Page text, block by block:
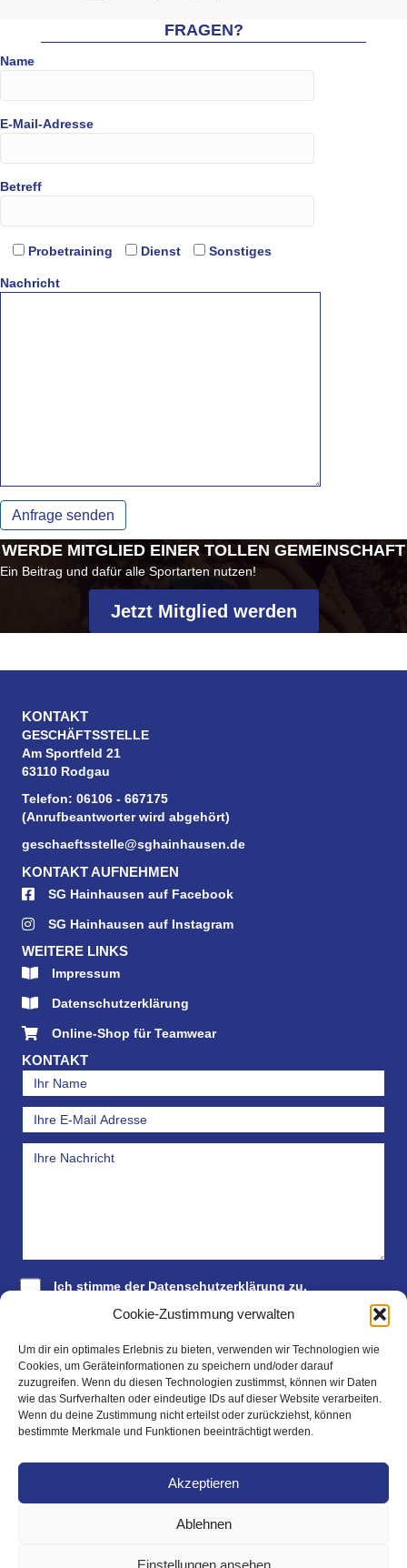
Cookie-Zustimmung verwalten
Um dir ein optimales Erlebnis zu bieten, verwenden wir Technologien wie
Cookies, um Geräteinformationen zu speichern und/oder darauf
zuzugreifen. Wenn du diesen Technologien zustimmst, können wir Daten
wie das Surfverhalten oder eindeutige IDs auf dieser Website verarbeiten.
Wenn du deine Zustimmung nicht erteilst oder zurückziehst, können
bestimmte Merkmale und Funktionen beeinträchtigt werden.
Akzeptieren
Ablehnen
Einstellungen ansehen
FRAGEN?
Name
E-Mail-Adresse
Betreff
Probetraining Dienst Sonstiges
Nachricht
WERDE MITGLIED EINER TOLLEN GEMEINSCHAFT
Ein Beitrag und dafür alle Sportarten nutzen!
Jetzt Mitglied werden
KONTAKT
GESCHÄFTSSTELLE
Am Sportfeld 21
63110 Rodgau
Telefon: 06106 - 667175
(Anrufbeantworter wird abgehört)
geschaeftsstelle@sghainhausen.de
KONTAKT AUFNEHMEN
SG Hainhausen auf Facebook
SG Hainhausen auf Instagram
WEITERE LINKS
Impressum
Datenschutzerklärung
Online-Shop für Teamwear
KONTAKT
Ich stimme der Datenschutzerklärung zu.